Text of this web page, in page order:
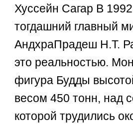
Хуссейн Сагар В 1992
тогдашний главный
АндхраПрадеш Н.Т.
это реальностью.
фигура Будды
весом 450 тонн, над
которой трудились